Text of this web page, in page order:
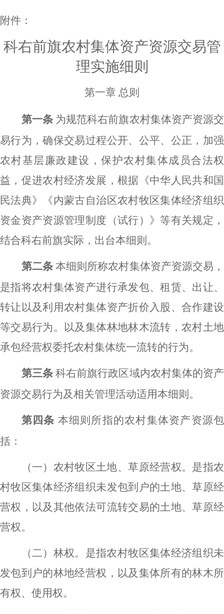
附件：
科右前旗农村集体资产资源交易管
理实施细则
第一章 总则
第一条 为规范科右前旗农村集体资产资源交
易行为，确保交易过程公开、公平、公正，加强
农村基层廉政建设，保护农村集体成员合法权
益，促进农村经济发展，根据《中华人民共和国
民法典》《内蒙古自治区农村牧区集体经济组织
资金资产资源管理制度（试行）》等有关规定，
结合科右前旗实际，出台本细则。
第二条 本细则所称农村集体资产资源交易，
是指将农村集体资产进行承发包、租赁、出让、
转让以及利用农村集体资产折价入股、合作建设
等交易行为。以及集体林地林木流转，农村土地
承包经营权委托农村集体统一流转的行为。
第三条 科右前旗行政区域内农村集体的资产
资源交易行为及相关管理活动适用本细则。
第四条 本细则所指的农村集体资产资源包
括：
（一）农村牧区土地、草原经营权。是指农
村牧区集体经济组织未发包到户的土地、草原经
营权，以及其他依法可流转交易的土地、草原经
营权。
（二）林权。是指农村牧区集体经济组织未
发包到户的林地经营权，以及集体所有的林木所
有权、使用权。